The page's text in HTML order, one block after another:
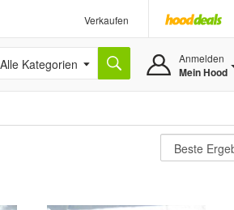
Verkaufen
Alle Kategorien Anmelden
Mein Hood